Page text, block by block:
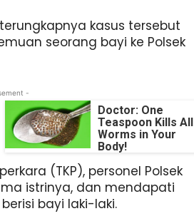
kasus tersebut
seorang bayi ke Polsek
-
Doctor: One
Teaspoon Kills All
Worms in Your
Body!
(TKP), personel Polsek
istrinya, dan mendapati
bayi laki-laki.